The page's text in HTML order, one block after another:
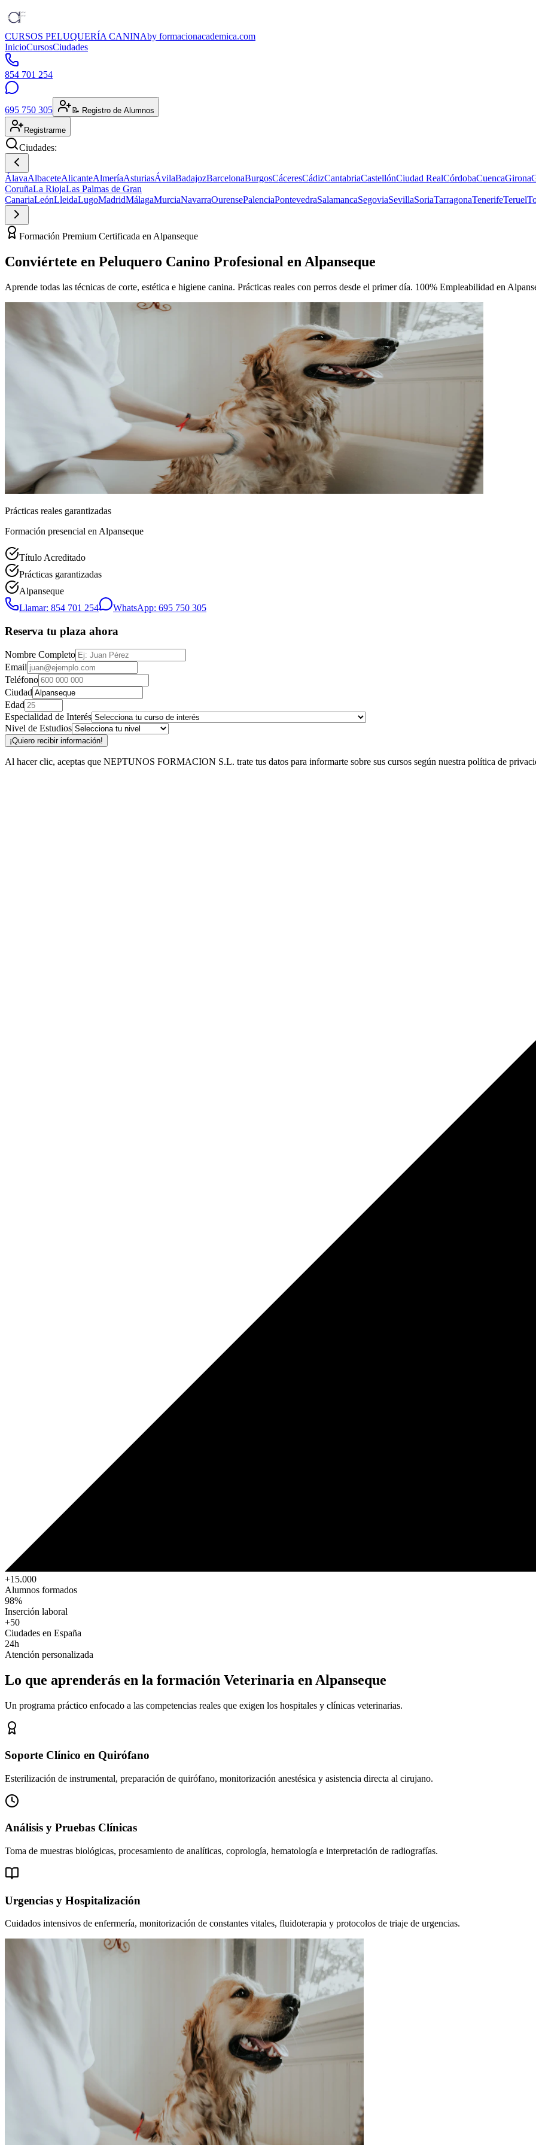
CURSOS PELUQUERÍA CANINAby formacionacademica.com
InicioCursosCiudades
854 701 254
695 750 305 📝 Registro de Alumnos
Registrarme
Ciudades:
ÁlavaAlbaceteAlicanteAlmeríaAsturiasÁvilaBadajozBarcelonaBurgosCáceresCádizCantabriaCastellónCiudad RealCórdobaCuencaGirona
CoruñaLa RiojaLas Palmas de Gran
CanariaLeónLleidaLugoMadridMálagaMurciaNavarraOurensePalenciaPontevedraSalamancaSegoviaSevillaSoriaTarragonaTenerifeTeruel
Formación Premium Certificada en Alpanseque
Conviértete en Peluquero Canino Profesional en Alpanseque
Aprende todas las técnicas de corte, estética e higiene canina. Prácticas reales con perros desde el primer día. 100% Empleabilidad en
Prácticas reales garantizadas
Formación presencial en Alpanseque
Título Acreditado
Prácticas garantizadas
Alpanseque
Llamar: 854 701 254
WhatsApp: 695 750 305
Reserva tu plaza ahora
Nombre Completo
Email
Teléfono
Ciudad
Edad
Especialidad de Interés
Nivel de Estudios
¡Quiero recibir información!
Al hacer clic, aceptas que NEPTUNOS FORMACION S.L. trate tus datos para informarte sobre sus cursos según nuestra política de
+15.000
Alumnos formados
98%
Inserción laboral
+50
Ciudades en España
24h
Atención personalizada
Lo que aprenderás en la formación Veterinaria en Alpanseque
Un programa práctico enfocado a las competencias reales que exigen los hospitales y clínicas veterinarias.
Soporte Clínico en Quirófano
Esterilización de instrumental, preparación de quirófano, monitorización anestésica y asistencia directa al cirujano.
Análisis y Pruebas Clínicas
Toma de muestras biológicas, procesamiento de analíticas, coprología, hematología e interpretación de radiografías.
Urgencias y Hospitalización
Cuidados intensivos de enfermería, monitorización de constantes vitales, fluidoterapia y protocolos de triaje de urgencias.